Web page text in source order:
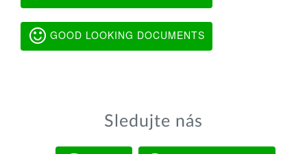
GOOD LOOKING DOCUMENTS
Sledujte nás